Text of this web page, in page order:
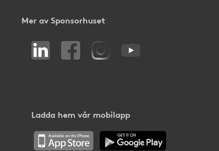
Mer av Sponsorhuset
Ladda hem vår mobilapp